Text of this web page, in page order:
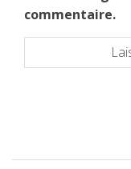
commentaire.